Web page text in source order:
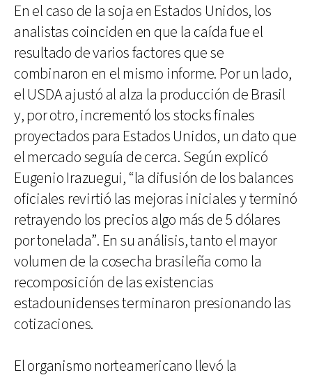
En el caso de la soja en Estados Unidos, los
analistas coinciden en que la caída fue el
resultado de varios factores que se
combinaron en el mismo informe. Por un lado,
el USDA ajustó al alza la producción de Brasil
y, por otro, incrementó los stocks finales
proyectados para Estados Unidos, un dato que
el mercado seguía de cerca. Según explicó
Eugenio Irazuegui, “la difusión de los balances
oficiales revirtió las mejoras iniciales y terminó
retrayendo los precios algo más de 5 dólares
por tonelada”. En su análisis, tanto el mayor
volumen de la cosecha brasileña como la
recomposición de las existencias
estadounidenses terminaron presionando las
cotizaciones.
El organismo norteamericano llevó la